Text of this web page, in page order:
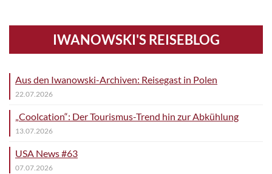
IWANOWSKI'S REISEBLOG
Aus den Iwanowski-Archiven: Reisegast in Polen
22.07.2026
„Coolcation“: Der Tourismus-Trend hin zur Abkühlung
13.07.2026
USA News #63
07.07.2026